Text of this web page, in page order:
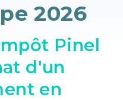
2026
Pinel
d'un
en